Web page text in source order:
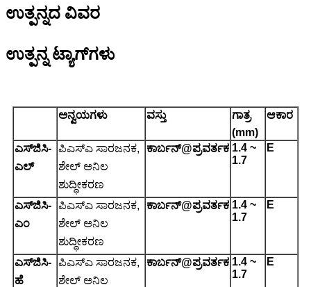
ಉತ್ಪನ್ನದ ವಿವರ
ಉತ್ಪನ್ನ ಟ್ಯಾಗ್‌ಗಳು
ಅನ್ವಯಗಳು ವಸ್ತು
ಗಾತ್ರ
(mm)
ಆಕಾರ
ಎಸ್‌ಜಿಸಿ-
ಎಲ್
ಪಿಎಸ್ಎ ಸಾರಜನಕ,
ಶೇಲ್ ಅನಿಲ
ಶುದ್ಧೀಕರಣ
ಕಾರ್ಬನ್@ಪ್ರವರ್ತಕ 1.4 ~
1.7
E
ಎಸ್‌ಜಿಸಿ-
ಎಂ
ಪಿಎಸ್ಎ ಸಾರಜನಕ,
ಶೇಲ್ ಅನಿಲ
ಶುದ್ಧೀಕರಣ
ಕಾರ್ಬನ್@ಪ್ರವರ್ತಕ 1.4 ~
1.7
E
ಎಸ್‌ಜಿಸಿ-
ಹೆ
ಪಿಎಸ್ಎ ಸಾರಜನಕ,
ಶೇಲ್ ಅನಿಲ
ಕಾರ್ಬನ್@ಪ್ರವರ್ತಕ 1.4 ~
1.7
E